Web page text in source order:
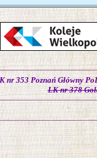
nr 353 Poznań Główny
LK nr 378